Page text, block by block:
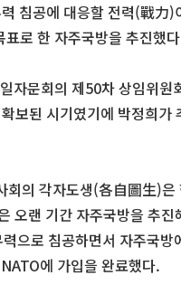
침공에 대응할 전력(戰力)
표로 한 자주국방을 추진했
자문회의 제50차 상임위원
보된 시기였기에 박정희가
회의 각자도생(各自圖生)
오랜 기간 자주국방을 추
으로 침공하면서 자주국
에 가입을 완료했다.